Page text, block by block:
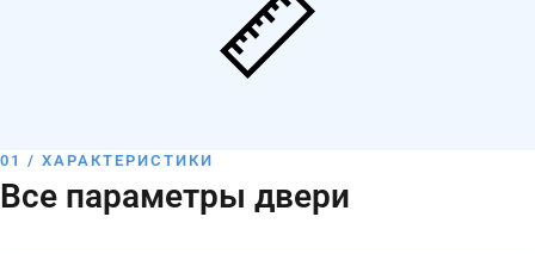
01 / ХАРАКТЕРИСТИКИ
Все параметры двери